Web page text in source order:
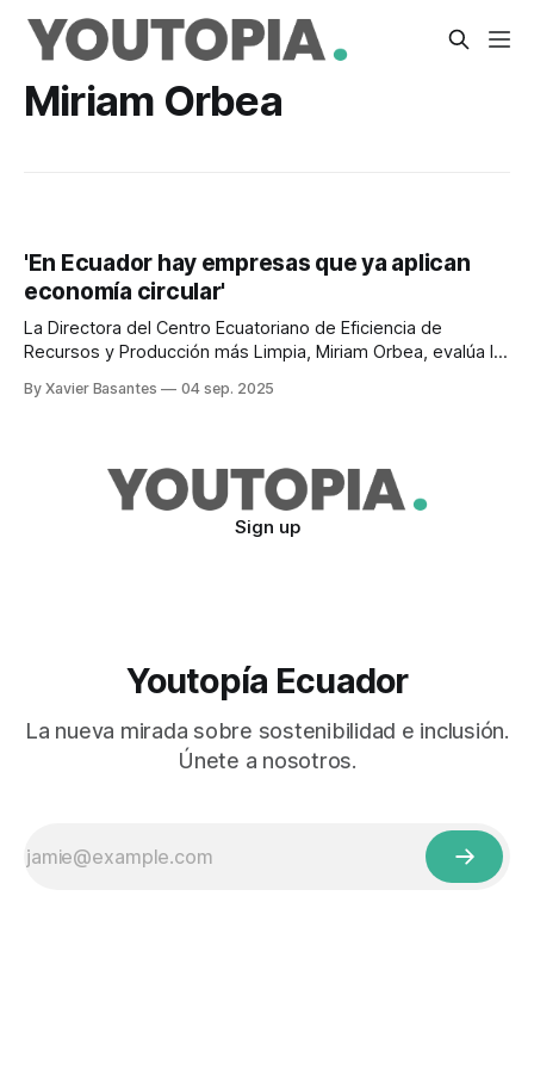
Miriam Orbea
'En Ecuador hay empresas que ya aplican
economía circular'
La Directora del Centro Ecuatoriano de Eficiencia de
Recursos y Producción más Limpia, Miriam Orbea, evalúa la
By Xavier Basantes 04 sep. 2025
Sign up
Youtopía Ecuador
La nueva mirada sobre sostenibilidad e inclusión.
Únete a nosotros.